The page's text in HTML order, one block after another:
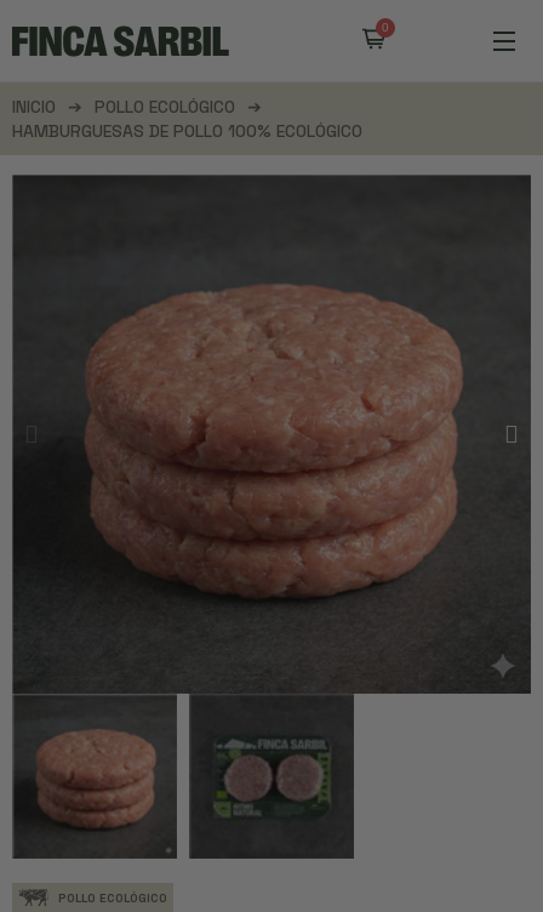
INICIO
POLLO ECOLÓGICO
HAMBURGUESAS DE POLLO 100% ECOLÓGICO
POLLO ECOLÓGICO